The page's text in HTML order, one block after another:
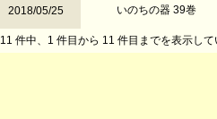
2018/05/25 いのちの器 39巻
11 件中、1 件目から 11 件目までを表示して